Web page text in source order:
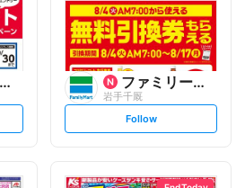
ファミリーマート
岩手千厩
s
t
l
Follow